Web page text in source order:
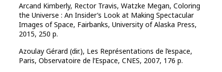
Arcand Kimberly, Rector Travis, Watzke Megan, Coloring
the Universe : An Insider’s Look at Making Spectacular
Images of Space, Fairbanks, University of Alaska Press,
2015, 250 p.
Azoulay Gérard (dir.), Les Représentations de l’espace,
Paris, Observatoire de l’Espace, CNES, 2007, 176 p.